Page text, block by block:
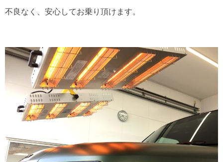
不良なく、安心してお乗り頂けます。